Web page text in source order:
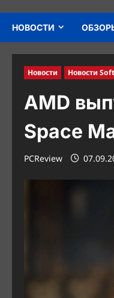
НОВОСТИ
Новости Новости
AMD
Space
PCReview